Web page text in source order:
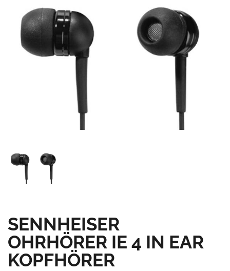
SENNHEISER
OHRHÖRER IE 4 IN EAR
KOPFHÖRER